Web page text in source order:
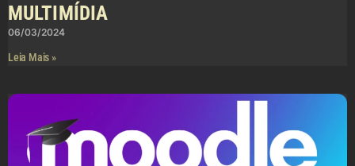
MULTIMÍDIA
06/03/2024
Leia Mais »